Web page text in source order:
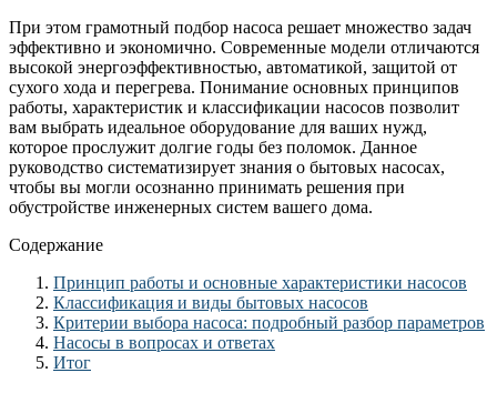
При этом грамотный подбор насоса решает множество задач
эффективно и экономично. Современные модели отличаются
высокой энергоэффективностью, автоматикой, защитой от
сухого хода и перегрева. Понимание основных принципов
работы, характеристик и классификации насосов позволит
вам выбрать идеальное оборудование для ваших нужд,
которое прослужит долгие годы без поломок. Данное
руководство систематизирует знания о бытовых насосах,
чтобы вы могли осознанно принимать решения при
обустройстве инженерных систем вашего дома.
Содержание
Принцип работы и основные характеристики насосов
Классификация и виды бытовых насосов
Критерии выбора насоса: подробный разбор параметров
Насосы в вопросах и ответах
Итог